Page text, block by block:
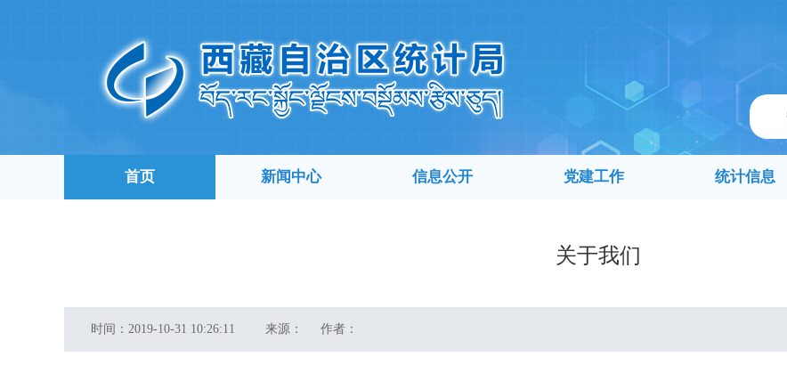
首页 新闻中心 信息公开 党建工作 统计信息
关于我们
时间： 2019-10-31 10:26:11 来源： 作者：